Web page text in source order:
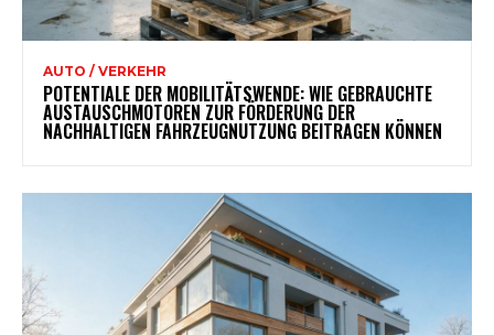
AUTO / VERKEHR
POTENTIALE DER MOBILITÄTSWENDE: WIE GEBRAUCHTE
AUSTAUSCHMOTOREN ZUR FÖRDERUNG DER
NACHHALTIGEN FAHRZEUGNUTZUNG BEITRAGEN KÖNNEN